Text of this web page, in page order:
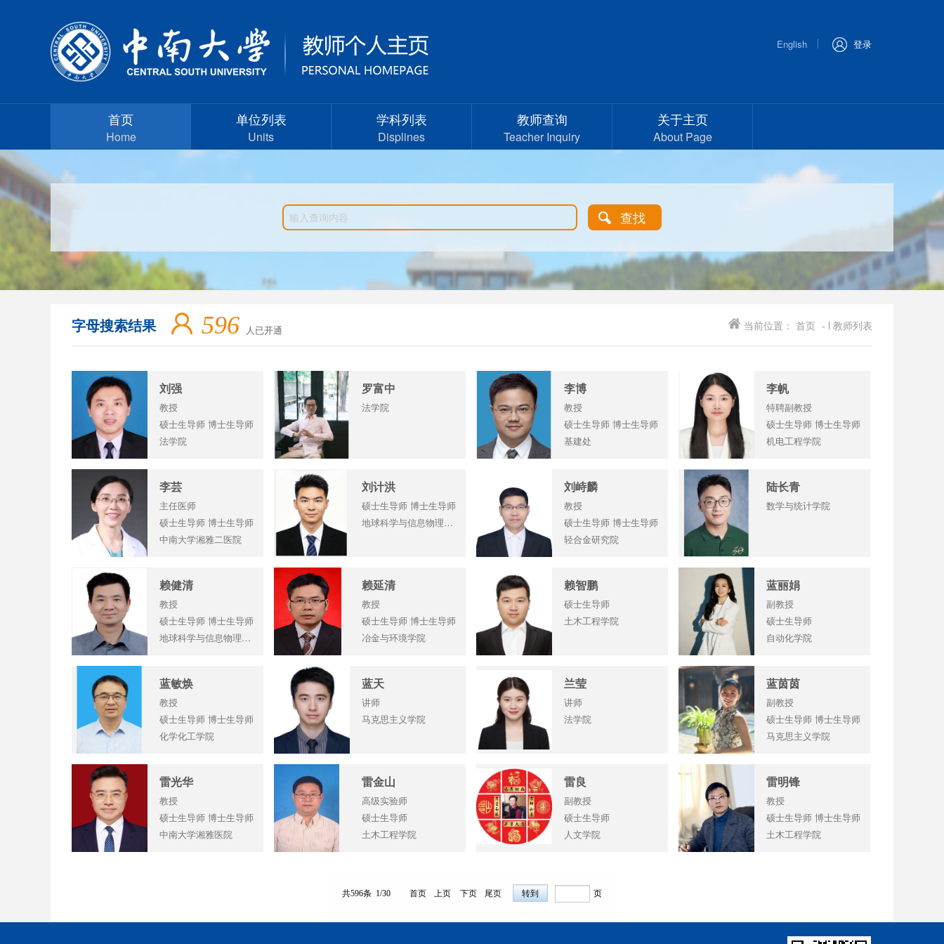
English 登录
首页
Home
单位列表
Units
学科列表
Displines
教师查询
Teacher Inquiry
关于主页
About Page
查找
当前位置： 首页 - l 教师列表
字母搜索结果 596 人已开通
刘强
教授
硕士生导师 博士生导师
法学院
罗富中
法学院
李博
教授
硕士生导师 博士生导师
基建处
李帆
特聘副教授
硕士生导师 博士生导师
机电工程学院
李芸
主任医师
硕士生导师 博士生导师
中南大学湘雅二医院
刘计洪
硕士生导师 博士生导师
地球科学与信息物理学院
刘峙麟
教授
硕士生导师 博士生导师
轻合金研究院
陆长青
数学与统计学院
赖健清
教授
硕士生导师 博士生导师
地球科学与信息物理学院
赖延清
教授
硕士生导师 博士生导师
冶金与环境学院
赖智鹏
硕士生导师
土木工程学院
蓝丽娟
副教授
硕士生导师
自动化学院
蓝敏焕
教授
硕士生导师 博士生导师
化学化工学院
蓝天
讲师
马克思主义学院
兰莹
讲师
法学院
蓝茵茵
副教授
硕士生导师 博士生导师
马克思主义学院
雷光华
教授
硕士生导师 博士生导师
中南大学湘雅医院
雷金山
高级实验师
硕士生导师
土木工程学院
雷良
副教授
硕士生导师
人文学院
雷明锋
教授
硕士生导师 博士生导师
土木工程学院
共596条 1/30 首页 上页 下页 尾页 页